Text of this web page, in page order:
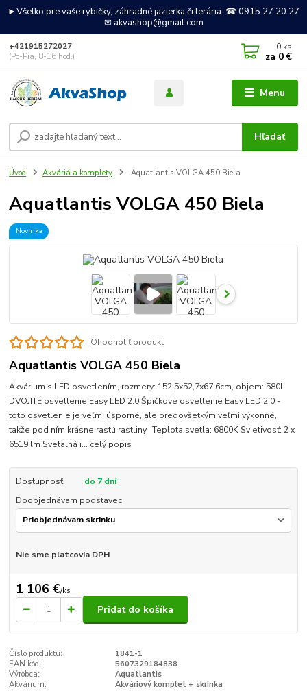
►Všetko pre vaše rybičky, záhradné jazierka či terária. ☎ 0915 27 20 27
✉ akvashop@gmail.com
Menu
Hľadať
+421915272027
(Po-Pia, 8-16 hod.)
0 ks
za 0 €
Úvod Akváriá a komplety Aquatlantis VOLGA 450 Biela
Aquatlantis VOLGA 450 Biela
Novinka
Ohodnotiť produkt
Aquatlantis VOLGA 450 Biela
Akvárium s LED osvetlením, rozmery: 152,5x52,7x67,6cm, objem: 580L
DVOJITÉ osvetlenie Easy LED 2.0 Špičkové osvetlenie Easy LED 2.0 -
toto osvetlenie je veľmi úsporné, ale predovšetkým veľmi výkonné,
takže pod ním krásne rastú rastliny. Teplota svetla: 6800K Svietivosť: 2 x
6519 lm Svetalná i... celý popis
Dostupnosť
do 7 dní
Doobjednávam podstavec
Nie sme platcovia DPH
1 106 €/ks
Pridať do košíka
Číslo produktu:
1841-1
EAN kód:
5607329184838
Výrobca:
Aquatlantis
Akvárium:
Akváriový komplet + skrinka